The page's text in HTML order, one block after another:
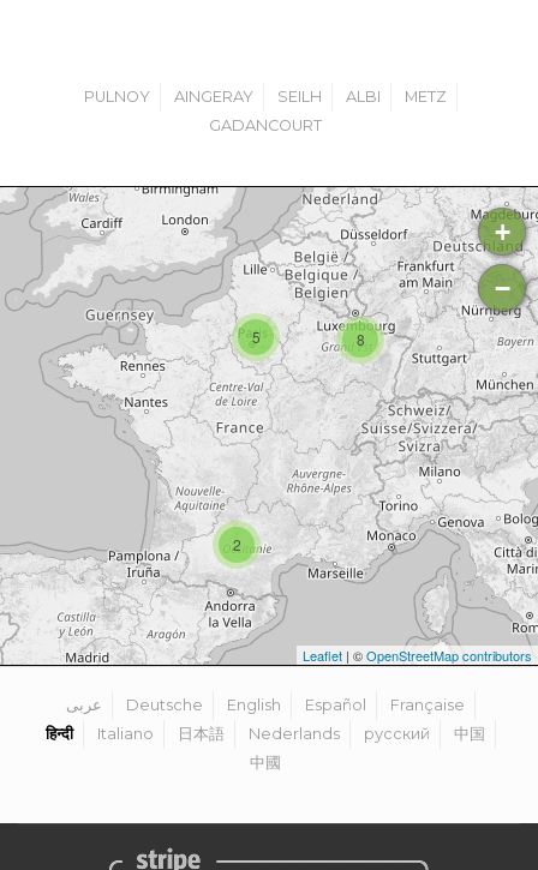
PULNOY AINGERAY SEILH ALBI
METZ
GADANCOURT
2
5 8
+
−
Leaflet | ©OpenStreetMap contributors
عربى Deutsche English Español
Française
हिन्दी
Italiano 日本語 Nederlands русский
中国
中國